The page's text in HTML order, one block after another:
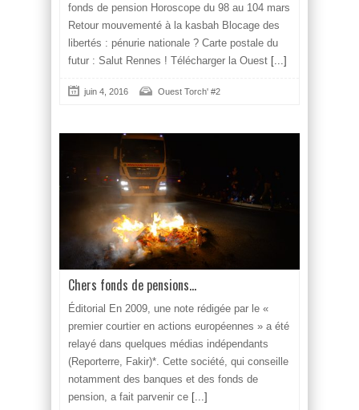
fonds de pension Horoscope du 98 au 104 mars
Retour mouvementé à la kasbah Blocage des
libertés : pénurie nationale ? Carte postale du
futur : Salut Rennes ! Télécharger la Ouest [...]
juin 4, 2016 Ouest Torch' #2
Chers fonds de pensions…
Éditorial En 2009, une note rédigée par le «
premier courtier en actions européennes » a été
relayé dans quelques médias indépendants
(Reporterre, Fakir)*. Cette société, qui conseille
notamment des banques et des fonds de
pension, a fait parvenir ce [...]